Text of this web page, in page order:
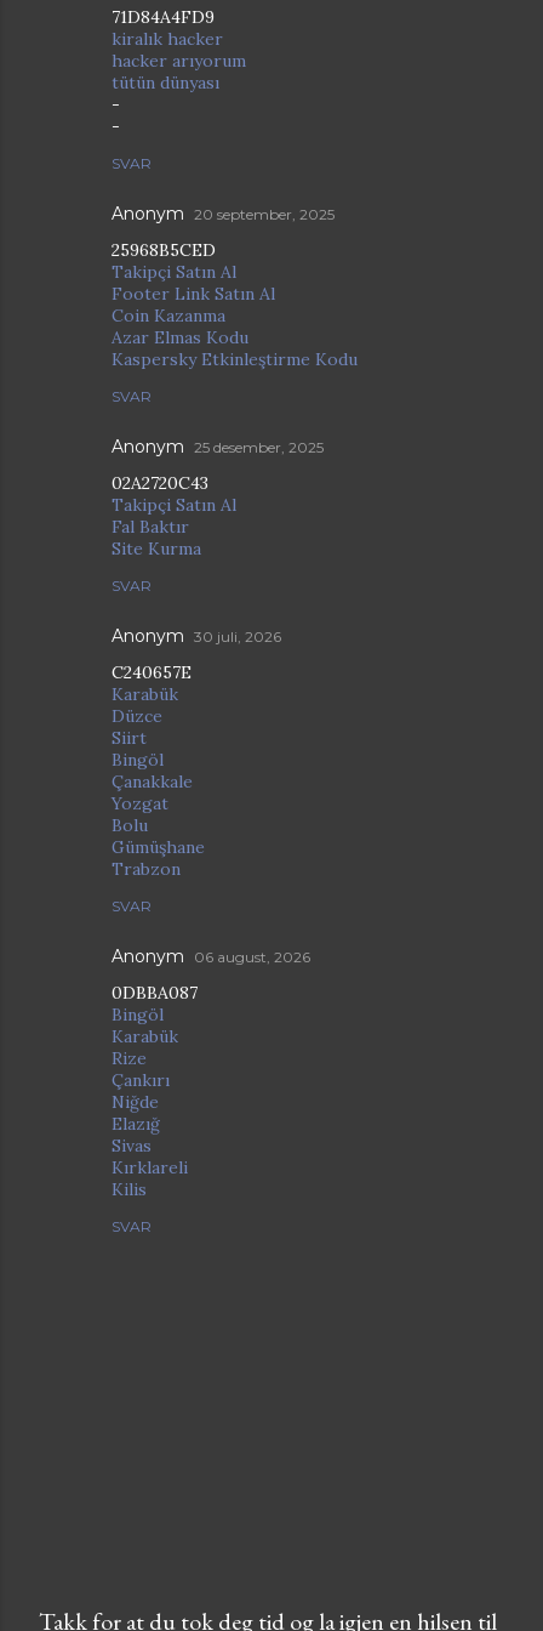
71D84A4FD9
kiralık hacker
hacker arıyorum
tütün dünyası
-
-
SVAR
Anonym 20 september, 2025
25968B5CED
Takipçi Satın Al
Footer Link Satın Al
Coin Kazanma
Azar Elmas Kodu
Kaspersky Etkinleştirme Kodu
SVAR
Anonym 25 desember, 2025
02A2720C43
Takipçi Satın Al
Fal Baktır
Site Kurma
SVAR
Anonym 30 juli, 2026
C240657E
Karabük
Düzce
Siirt
Bingöl
Çanakkale
Yozgat
Bolu
Gümüşhane
Trabzon
SVAR
Anonym 06 august, 2026
0DBBA087
Bingöl
Karabük
Rize
Çankırı
Niğde
Elazığ
Sivas
Kırklareli
Kilis
SVAR
Takk for at du tok deg tid og la igjen en hilsen til